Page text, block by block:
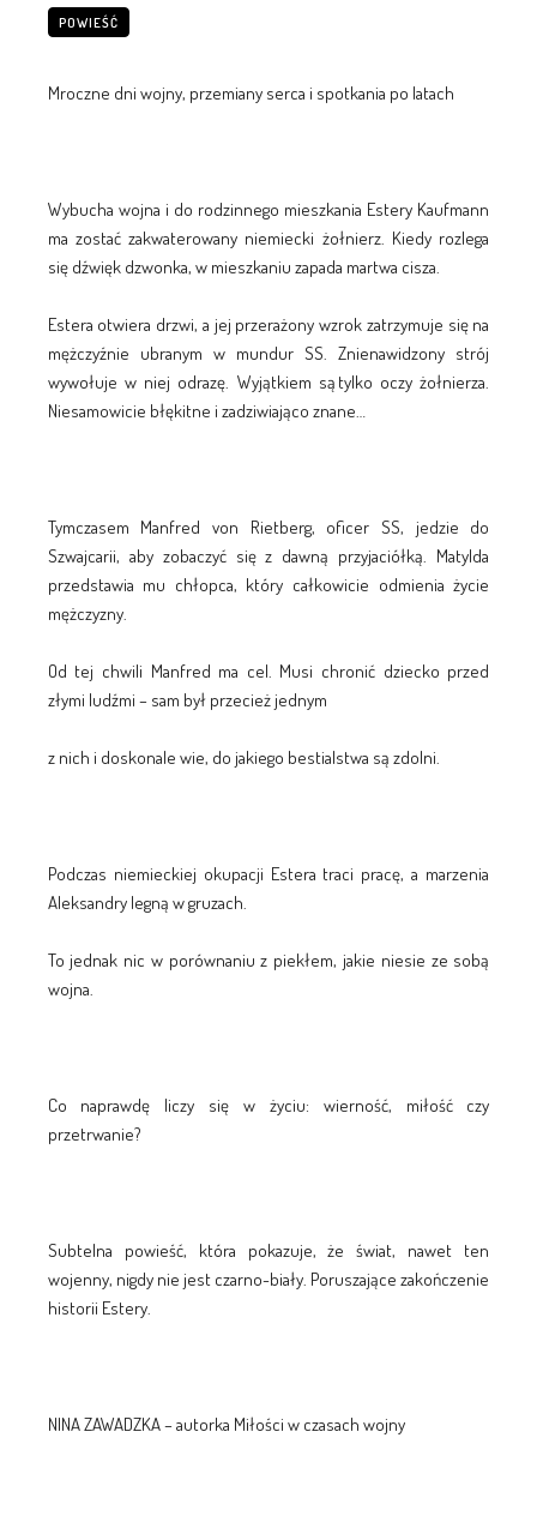
POWIEŚĆ
Mroczne dni wojny, przemiany serca i spotkania po latach
Wybucha wojna i do rodzinnego mieszkania Estery Kaufmann
ma zostać zakwaterowany niemiecki żołnierz. Kiedy rozlega
się dźwięk dzwonka, w mieszkaniu zapada martwa cisza.
Estera otwiera drzwi, a jej przerażony wzrok zatrzymuje się na
mężczyźnie ubranym w mundur SS. Znienawidzony strój
wywołuje w niej odrazę. Wyjątkiem są tylko oczy żołnierza.
Niesamowicie błękitne i zadziwiająco znane…
Tymczasem Manfred von Rietberg, oficer SS, jedzie do
Szwajcarii, aby zobaczyć się z dawną przyjaciółką. Matylda
przedstawia mu chłopca, który całkowicie odmienia życie
mężczyzny.
Od tej chwili Manfred ma cel. Musi chronić dziecko przed
złymi ludźmi – sam był przecież jednym
z nich i doskonale wie, do jakiego bestialstwa są zdolni.
Podczas niemieckiej okupacji Estera traci pracę, a marzenia
Aleksandry legną w gruzach.
To jednak nic w porównaniu z piekłem, jakie niesie ze sobą
wojna.
Co naprawdę liczy się w życiu: wierność, miłość czy
przetrwanie?
Subtelna powieść, która pokazuje, że świat, nawet ten
wojenny, nigdy nie jest czarno-biały. Poruszające zakończenie
historii Estery.
NINA ZAWADZKA – autorka Miłości w czasach wojny